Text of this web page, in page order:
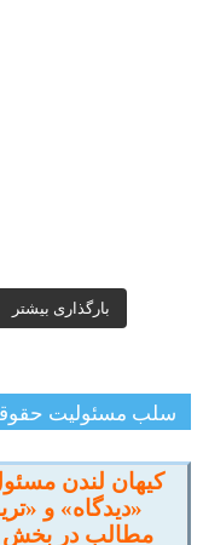
بارگذاری بیشتر
سلب مسئولیت
کیهان لندن
«دیدگاه» و
مطالب در بخش